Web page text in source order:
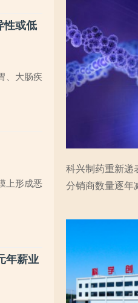
性或低
、大肠疾
上形成恶
年薪业
科兴制药重新递
分销商数量逐年